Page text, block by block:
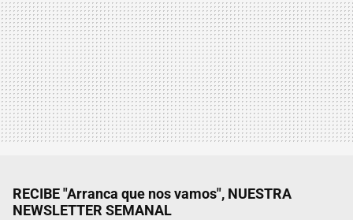
RECIBE "Arranca que nos vamos", NUESTRA
NEWSLETTER SEMANAL